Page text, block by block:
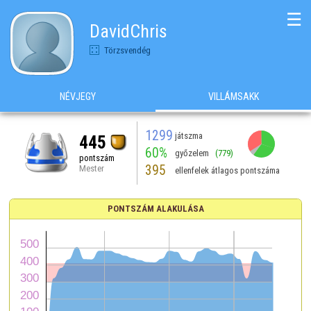
DavidChris
Törzsvendég
☰
NÉVJEGY VILLÁMSAKK
445
pontszám
Mester
1299 játszma
60% győzelem (779)
395 ellenfelek átlagos pontszáma
PONTSZÁM ALAKULÁSA